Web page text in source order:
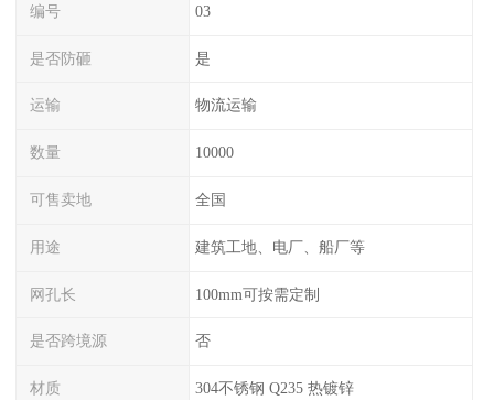
编号 03
是否防砸 是
运输 物流运输
数量 10000
可售卖地 全国
用途 建筑工地、电厂、船厂等
网孔长 100mm可按需定制
是否跨境源 否
材质 304不锈钢 Q235 热镀锌